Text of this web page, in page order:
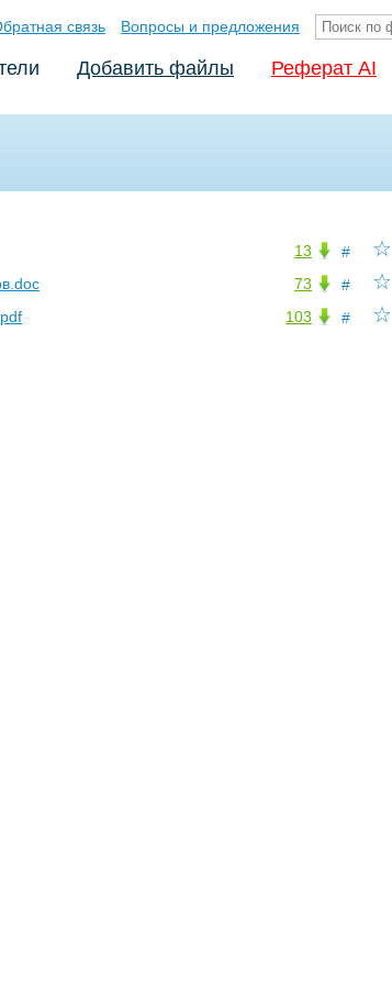
связь Вопросы и предложения
Добавить файлы Реферат AI
☆
#
13
☆
#
73
☆
#
103